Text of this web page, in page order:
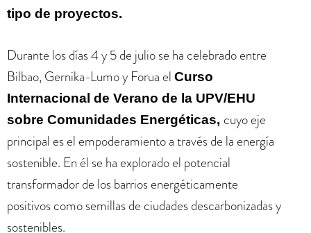
tipo de proyectos.
Durante los días 4 y 5 de julio se ha celebrado entre
Bilbao, Gernika-Lumo y Forua el Curso
Internacional de Verano de la UPV/EHU
sobre Comunidades Energéticas, cuyo eje
principal es el empoderamiento a través de la energía
sostenible. En él se ha explorado el potencial
transformador de los barrios energéticamente
positivos como semillas de ciudades descarbonizadas y
sostenibles.